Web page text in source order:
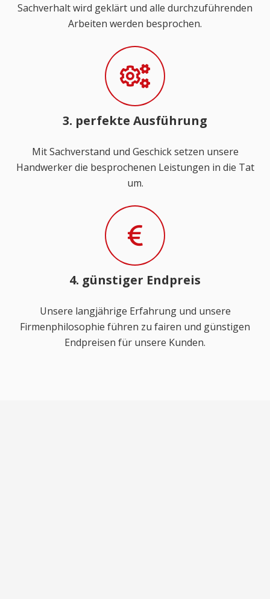
Sachverhalt wird geklärt und alle durchzuführenden
Arbeiten werden besprochen.
3. perfekte Ausführung
Mit Sachverstand und Geschick setzen unsere
Handwerker die besprochenen Leistungen in die Tat
um.
4. günstiger Endpreis
Unsere langjährige Erfahrung und unsere
Firmenphilosophie führen zu fairen und günstigen
Endpreisen für unsere Kunden.